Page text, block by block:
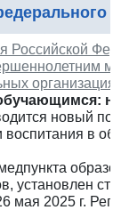
Российской
новый
в
установлен
мая 2025 г.